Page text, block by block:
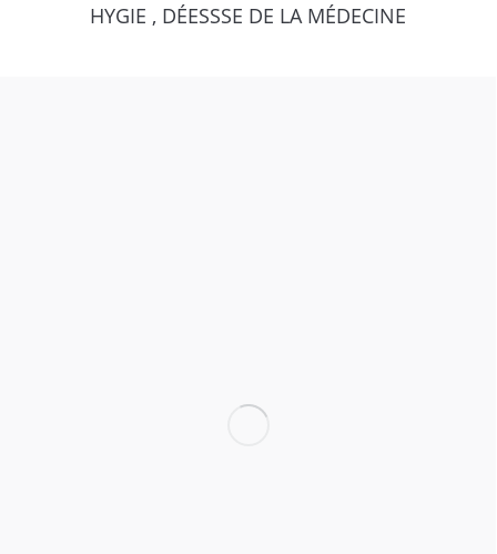
HYGIE , DÉESSSE DE LA MÉDECINE